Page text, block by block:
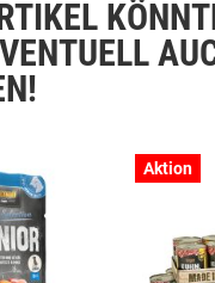
Aktion